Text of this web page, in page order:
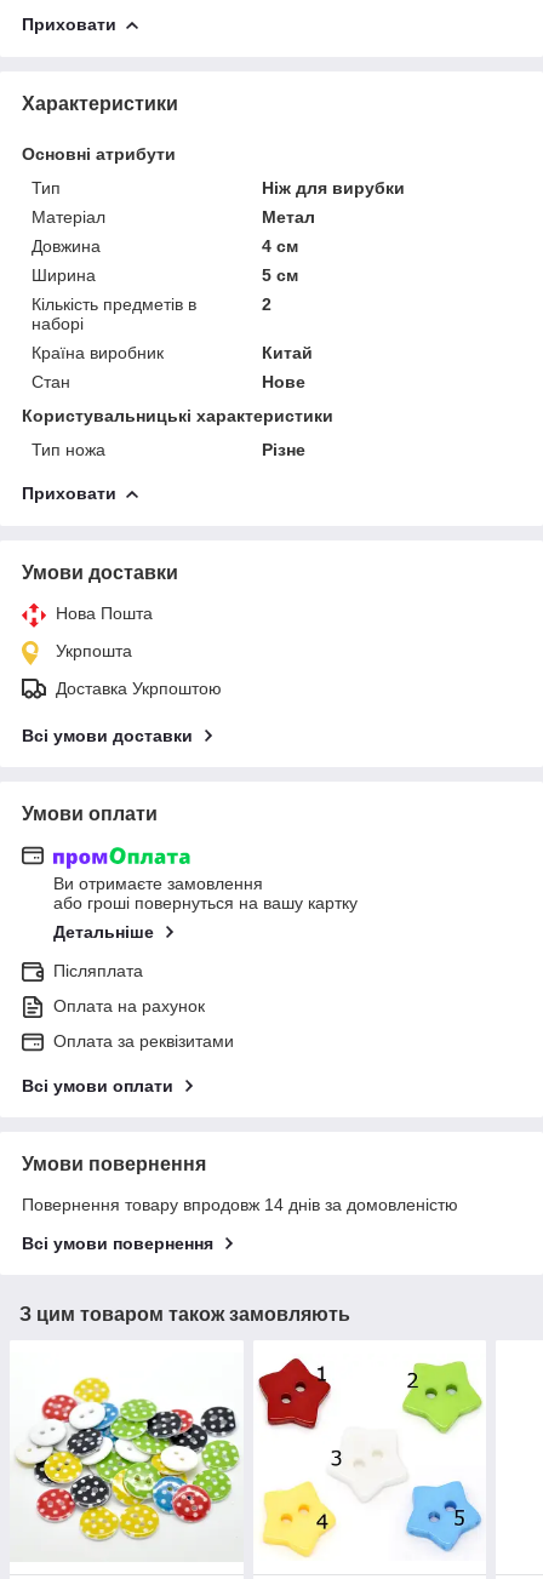
Приховати
Характеристики
Основні атрибути
Тип
Ніж для вирубки
Матеріал
Метал
Довжина
4 см
Ширина
5 см
Кількість предметів в
наборі
2
Країна виробник
Китай
Стан
Нове
Користувальницькі характеристики
Тип ножа
Різне
Приховати
Умови доставки
Нова Пошта
Укрпошта
Доставка Укрпоштою
Всі умови доставки
Умови оплати
Ви отримаєте замовлення
або гроші повернуться на вашу картку
Детальніше
Післяплата
Оплата на рахунок
Оплата за реквізитами
Всі умови оплати
Умови повернення
Повернення товару впродовж 14 днів за домовленістю
Всі умови повернення
З цим товаром також замовляють